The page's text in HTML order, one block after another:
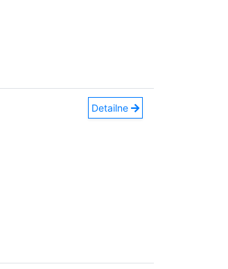
Detailne